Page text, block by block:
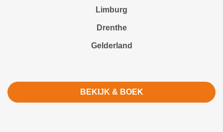
Limburg
Drenthe
Gelderland
BEKIJK & BOEK